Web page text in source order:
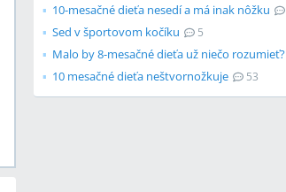
10-mesačné dieťa nesedí a má inak nôžku
Sed v športovom kočíku 5
Malo by 8-mesačné dieťa už niečo rozumieť?
10 mesačné dieťa neštvornožkuje 53